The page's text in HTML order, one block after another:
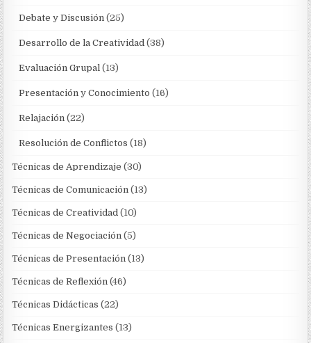
Debate y Discusión (25)
Desarrollo de la Creatividad (38)
Evaluación Grupal (13)
Presentación y Conocimiento (16)
Relajación (22)
Resolución de Conflictos (18)
Técnicas de Aprendizaje (30)
Técnicas de Comunicación (13)
Técnicas de Creatividad (10)
Técnicas de Negociación (5)
Técnicas de Presentación (13)
Técnicas de Reflexión (46)
Técnicas Didácticas (22)
Técnicas Energizantes (13)